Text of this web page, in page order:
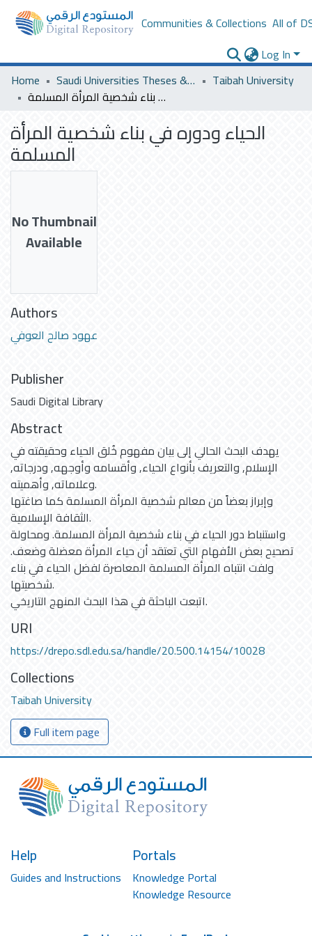
Communities & Collections All of
Log In
Home
Saudi Universities Theses & Dissertations
Taibah University
الحياء ودوره في بناء شخصية المرأة المسلمة
الحياء ودوره في بناء شخصية المرأة
المسلمة
No Thumbnail
Available
Authors
عهود صالح العوفي
Publisher
Saudi Digital Library
Abstract
يهدف البحث الحالي إلى بيان مفهوم خُلق الحياء وحقيقته في
الإسلام, والتعريف بأنواع الحياء, وأقسامه وأوجهه, ودرجاته,
وعلاماته, وأهميته.
وإبراز بعضاً من معالم شخصية المرأة المسلمة كما صاغتها
الثقافة الإسلامية.
واستنباط دور الحياء في بناء شخصية المرأة المسلمة. ومحاولة
تصحيح بعض الأفهام التي تعتقد أن حياء المرأة معضلة وضعف.
ولفت انتباه المرأة المسلمة المعاصرة لفضل الحياء في بناء
شخصيتها.
اتبعت الباحثة في هذا البحث المنهج التاريخي.
URI
https://drepo.sdl.edu.sa/handle/20.500.14154/10028
Collections
Taibah University
Full item page
Help
Guides and Instructions
Portals
Knowledge Portal
Knowledge Resource